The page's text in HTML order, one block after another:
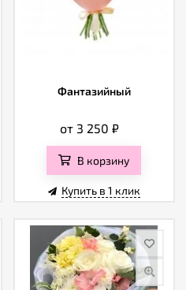
Фантазийный
от 3 250 ₽
В корзину
Купить в 1 клик